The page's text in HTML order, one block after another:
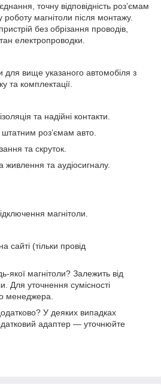
точну відповідність роз’ємам
магнітоли після монтажу.
без обрізання проводів,
електропроводки.
для вище указаного автомобіля з
та комплектації.
та надійні контакти.
штатним роз’ємам авто.
та скруток.
живлення та аудіосигналу.
магнітоли.
сайті (тільки провід
якої магнітоли? Залежить від
Для уточнення сумісності
менеджера.
У деяких випадках
адаптер — уточнюйте